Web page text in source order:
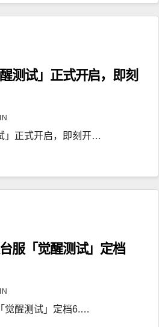
测试」正式开启，即刻
」正式开启，即刻开…
服「觉醒测试」定档
觉醒测试」定档6.…